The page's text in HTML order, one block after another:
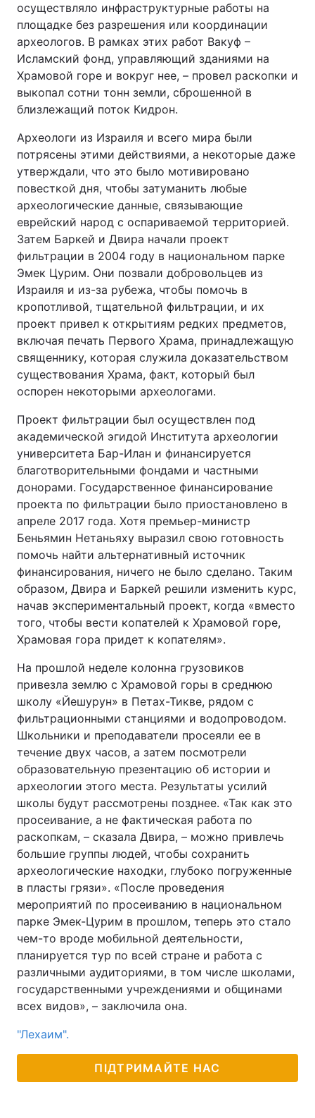
осуществляло инфраструктурные работы на
площадке без разрешения или координации
археологов. В рамках этих работ Вакуф –
Исламский фонд, управляющий зданиями на
Храмовой горе и вокруг нее, – провел раскопки и
выкопал сотни тонн земли, сброшенной в
близлежащий поток Кидрон.
Археологи из Израиля и всего мира были
потрясены этими действиями, а некоторые даже
утверждали, что это было мотивировано
повесткой дня, чтобы затуманить любые
археологические данные, связывающие
еврейский народ с оспариваемой территорией.
Затем Баркей и Двира начали проект
фильтрации в 2004 году в национальном парке
Эмек Цурим. Они позвали добровольцев из
Израиля и из-за рубежа, чтобы помочь в
кропотливой, тщательной фильтрации, и их
проект привел к открытиям редких предметов,
включая печать Первого Храма, принадлежащую
священнику, которая служила доказательством
существования Храма, факт, который был
оспорен некоторыми археологами.
Проект фильтрации был осуществлен под
академической эгидой Института археологии
университета Бар-Илан и финансируется
благотворительными фондами и частными
донорами. Государственное финансирование
проекта по фильтрации было приостановлено в
апреле 2017 года. Хотя премьер-министр
Беньямин Нетаньяху выразил свою готовность
помочь найти альтернативный источник
финансирования, ничего не было сделано. Таким
образом, Двира и Баркей решили изменить курс,
начав экспериментальный проект, когда «вместо
того, чтобы вести копателей к Храмовой горе,
Храмовая гора придет к копателям».
На прошлой неделе колонна грузовиков
привезла землю с Храмовой горы в среднюю
школу «Йешурун» в Петах-Тикве, рядом с
фильтрационными станциями и водопроводом.
Школьники и преподаватели просеяли ее в
течение двух часов, а затем посмотрели
образовательную презентацию об истории и
археологии этого места. Результаты усилий
школы будут рассмотрены позднее. «Так как это
просеивание, а не фактическая работа по
раскопкам, – сказала Двира, – можно привлечь
большие группы людей, чтобы сохранить
археологические находки, глубоко погруженные
в пласты грязи». «После проведения
мероприятий по просеиванию в национальном
парке Эмек-Цурим в прошлом, теперь это стало
чем-то вроде мобильной деятельности,
планируется тур по всей стране и работа с
различными аудиториями, в том числе школами,
государственными учреждениями и общинами
всех видов», – заключила она.
"Лехаим".
ПІДТРИМАЙТЕ НАС